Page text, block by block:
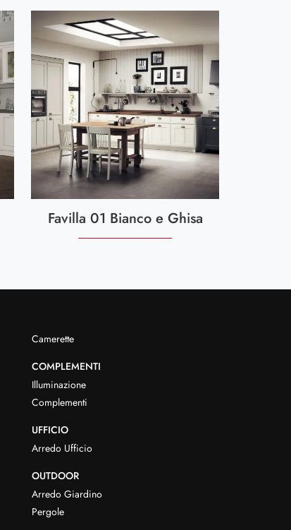
Favilla 01 Bianco e Ghisa
Camerette
COMPLEMENTI
Illuminazione
Complementi
UFFICIO
Arredo Ufficio
OUTDOOR
Arredo Giardino
Pergole